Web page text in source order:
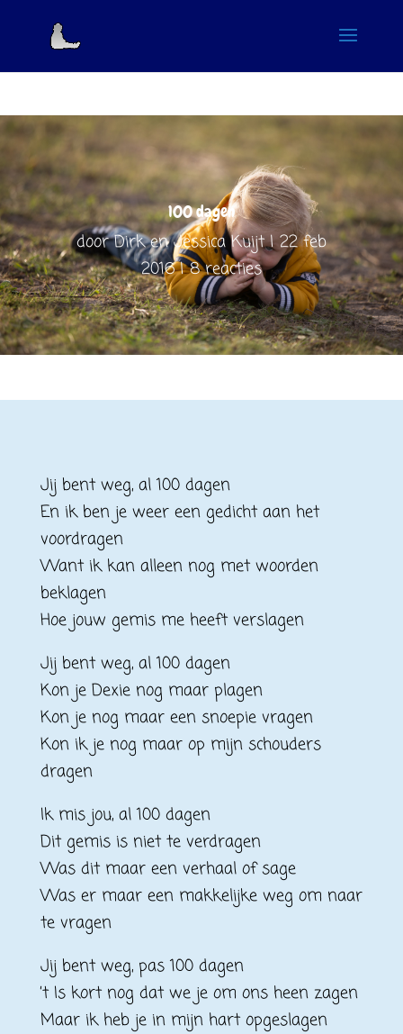
100 dagen
doorDirk en Jessica Kuijt
22 feb
2016
8 reacties
Jij bent weg, al 100 dagen
En ik ben je weer een gedicht aan het
voordragen
Want ik kan alleen nog met woorden
beklagen
Hoe jouw gemis me heeft verslagen
Jij bent weg, al 100 dagen
Kon je Dexie nog maar plagen
Kon je nog maar een snoepie vragen
Kon ik je nog maar op mijn schouders
dragen
Ik mis jou, al 100 dagen
Dit gemis is niet te verdragen
Was dit maar een verhaal of sage
Was er maar een makkelijke weg om naar
te vragen
Jij bent weg, pas 100 dagen
’t Is kort nog dat we je om ons heen zagen
Maar ik heb je in mijn hart opgeslagen